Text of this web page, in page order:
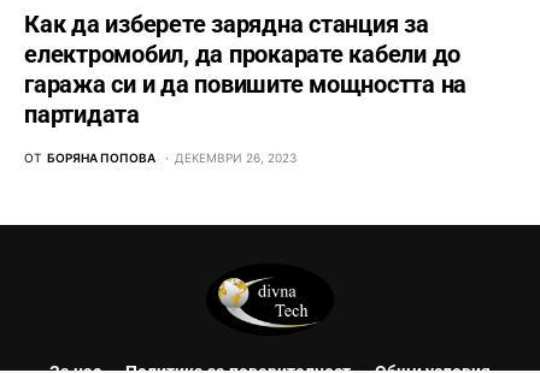
Как да изберете зарядна станция за
електромобил, да прокарате кабели до
гаража си и да повишите мощността на
партидата
ОТ БОРЯНА ПОПОВА ДЕКЕМВРИ 26, 2023